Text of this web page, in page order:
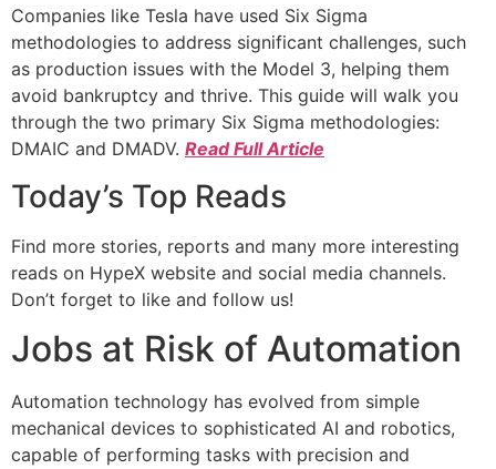
Companies like Tesla have used Six Sigma
methodologies to address significant challenges, such
as production issues with the Model 3, helping them
avoid bankruptcy and thrive. This guide will walk you
through the two primary Six Sigma methodologies:
DMAIC and DMADV. Read Full Article
Today’s Top Reads
Find more stories, reports and many more interesting
reads on HypeX website and social media channels.
Don’t forget to like and follow us!
Jobs at Risk of Automation
Automation technology has evolved from simple
mechanical devices to sophisticated AI and robotics,
capable of performing tasks with precision and